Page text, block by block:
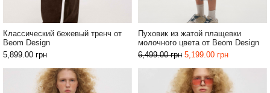
Классический бежевый тренч от
Beom Design
5,899.00 грн
Пуховик из жатой плащевки
молочного цвета от Beom Design
6,499.00грн 5,199.00 грн